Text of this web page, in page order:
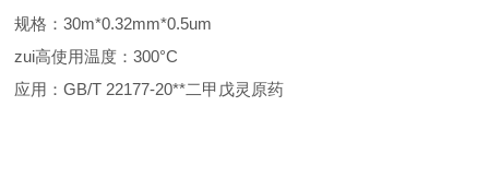
规格：30m*0.32mm*0.5um
zui高使用温度：300°C
应用：GB/T 22177-20**二甲戊灵原药